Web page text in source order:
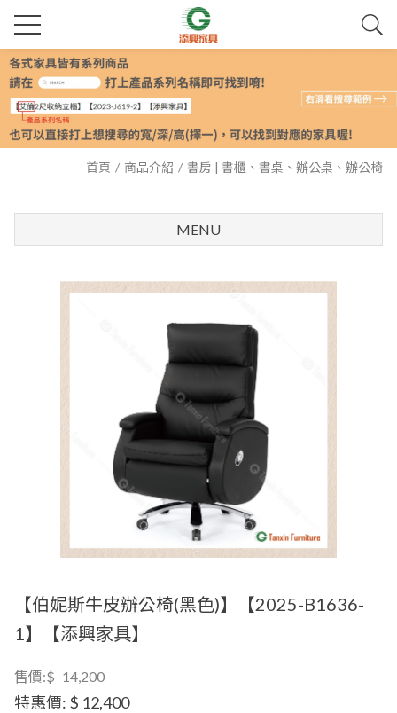
首頁 商品介紹 書房 | 書櫃、書桌、辦公桌、辦公椅
MENU
【伯妮斯牛皮辦公椅(黑色)】【2025-B1636-
1】【添興家具】
售價:$ 14,200
特惠價: $ 12,400